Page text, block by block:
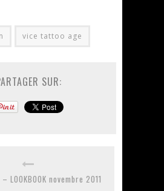
vice tattoo age
SUR:
LOOKBOOK novembre 2011